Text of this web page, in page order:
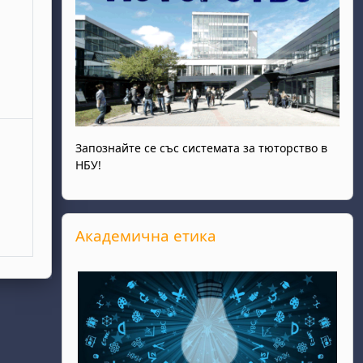
Запознайте се със системата за тюторство в
НБУ!
Прескочи Академична етика
Академична етика